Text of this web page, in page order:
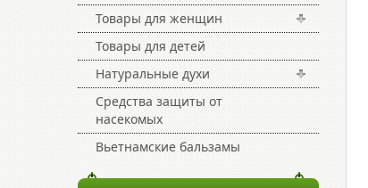
Товары для женщин
Товары для детей
Натуральные духи
Средства защиты от
насекомых
Вьетнамские бальзамы